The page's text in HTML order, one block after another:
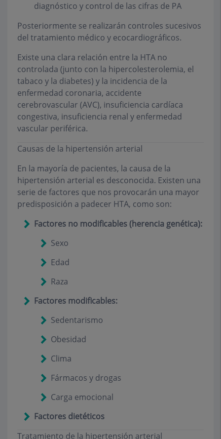
diagnóstico y control de las cifras de PA
Posteriormente se realizarán controles sucesivos
del tratamiento médico y ecocardiográficos.
Existe una clara relación entre la HTA no
controlada (junto con la hipercolesterolemia, el
tabaco y la diabetes) y la incidencia de la
enfermedad coronaria, accidente
cerebrovascular (AVC), insuficiencia cardíaca
congestiva, insuficiencia renal y enfermedad
vascular periférica.
Causas de la hipertensión arterial
En la mayoría de pacientes, la causa de la
hipertensión arterial es desconocida. Existen una
serie de factores que nos provocarán una mayor
predisposición a padecer HTA, como son:
Factores no modificables (herencia genética):
Sexo
Edad
Raza
Factores modificables:
Sedentarismo
Obesidad
Clima
Fármacos y drogas
Carga emocional
Factores dietéticos
Tratamiento de la hipertensión arterial